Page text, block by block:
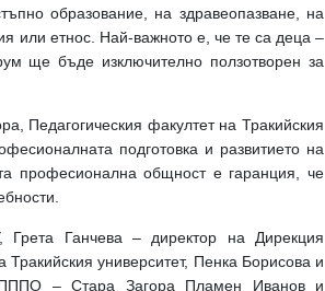
образование, на здравеопазване, на
или етнос. Най-важното е, че те са деца –
ще бъде изключително ползотворен за
Педагогическия факултет на Тракийския
подготовка и развитието на
професионална общност е гаранция, че
Ганчева – директор на Дирекция
университет, Пенка Борисова и
– Стара Загора Пламен Иванов и